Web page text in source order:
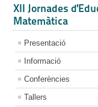
XII Jornades
Matemàtica
Presentació
Informació
Conferències
Tallers